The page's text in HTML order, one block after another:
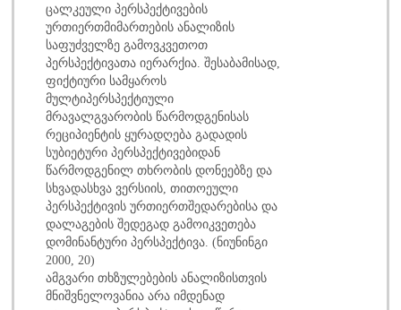
ცალკეული პერსპექტივების
ურთიერთმიმართების ანალიზის
საფუძველზე გამოვკვეთოთ
პერსპექტივათა იერარქია. შესაბამისად,
ფიქტიური სამყაროს
მულტიპერსპექტიული
მრავალგვარობის წარმოდგენისას
რეციპიენტის ყურადღება გადადის
სუბიეტური პერსპექტივებიდან
წარმოდგენილ თხრობის დონეებზე და
სხვადასხვა ვერსიის, თითოეული
პერსპექტივის ურთიერთშედარებისა და
დალაგების შედეგად გამოიკვეთება
დომინანტური პერსპექტივა. (ნიუნინგი
2000, 20)
ამგვარი თხზულებების ანალიზისთვის
მნიშვნელოვანია არა იმდენად